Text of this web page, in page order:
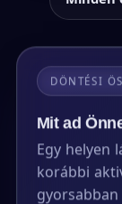
DÖNTÉSI
Mit ad
Egy helyen
korábbi